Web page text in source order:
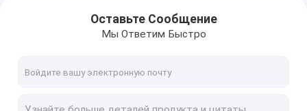
Горнорабочий Kaspa Asic
Оставьте Сообщение
Мы Ответим Быстро